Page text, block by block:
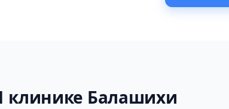
клинике Балашихи